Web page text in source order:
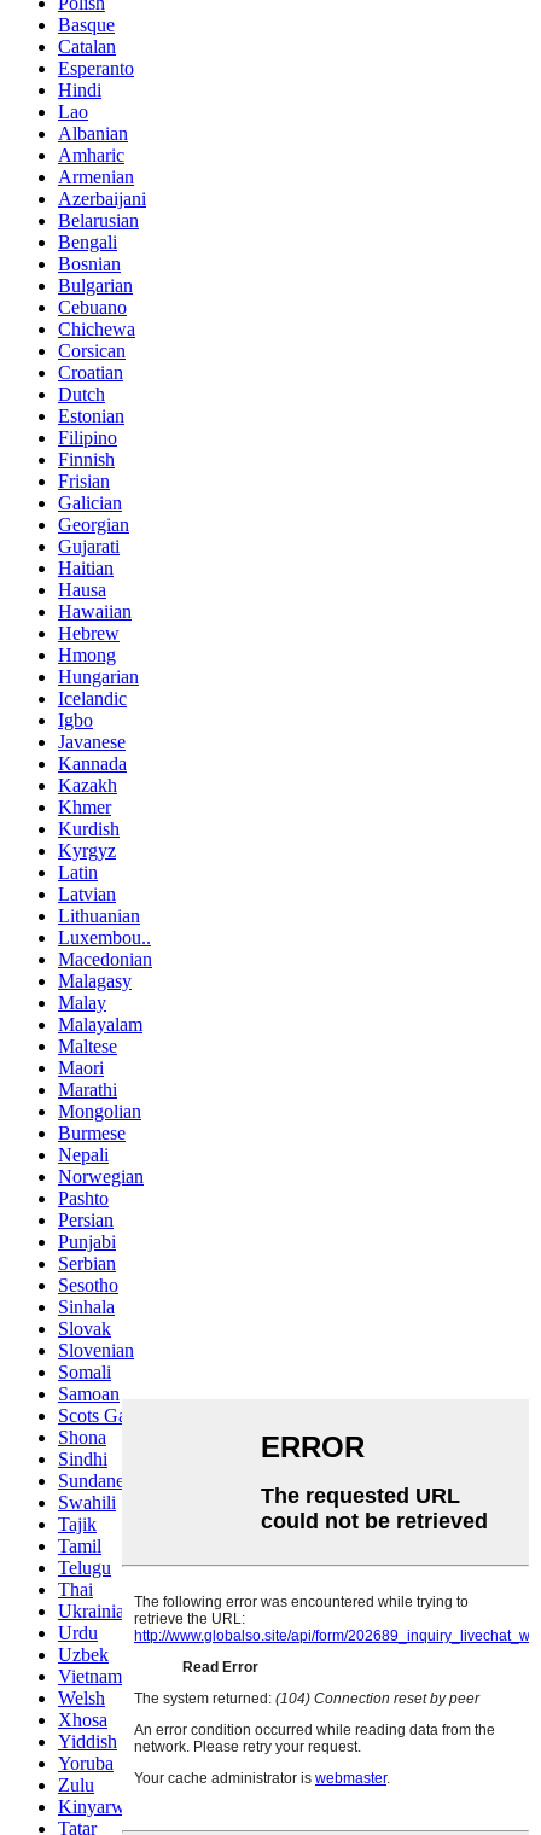
Basque
Catalan
Esperanto
Hindi
Lao
Albanian
Amharic
Armenian
Azerbaijani
Belarusian
Bengali
Bosnian
Bulgarian
Cebuano
Chichewa
Corsican
Croatian
Dutch
Estonian
Filipino
Finnish
Frisian
Galician
Georgian
Gujarati
Haitian
Hausa
Hawaiian
Hebrew
Hmong
Hungarian
Icelandic
Igbo
Javanese
Kannada
Kazakh
Khmer
Kurdish
Kyrgyz
Latin
Latvian
Lithuanian
Luxembou..
Macedonian
Malagasy
Malay
Malayalam
Maltese
Maori
Marathi
Mongolian
Burmese
Nepali
Norwegian
Pashto
Persian
Punjabi
Serbian
Sesotho
Sinhala
Slovak
Slovenian
Somali
Samoan
Scots Gaelic
Shona
Sindhi
Sundanese
Swahili
Tajik
Tamil
Telugu
Thai
Ukrainian
Urdu
Uzbek
Vietnamese
Welsh
Xhosa
Yiddish
Yoruba
Zulu
Kinyarwanda
Tatar